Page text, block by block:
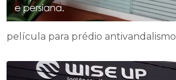
película para prédio antivandalismo